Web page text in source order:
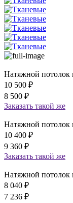
Натяжной потолок
10 500 ₽
8 500 ₽
Заказать такой же
Натяжной потолок
10 400 ₽
9 360 ₽
Заказать такой же
Натяжной потолок
8 040 ₽
7 236 ₽